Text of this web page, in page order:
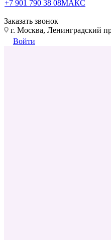
+7 901 790 38 08МАКС
Заказать звонок
г. Москва, Ленинградский
Войти